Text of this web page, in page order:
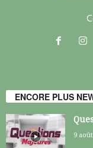
ENCORE PLUS
9